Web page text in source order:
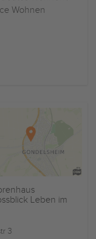
Wohnen
Leben im
3